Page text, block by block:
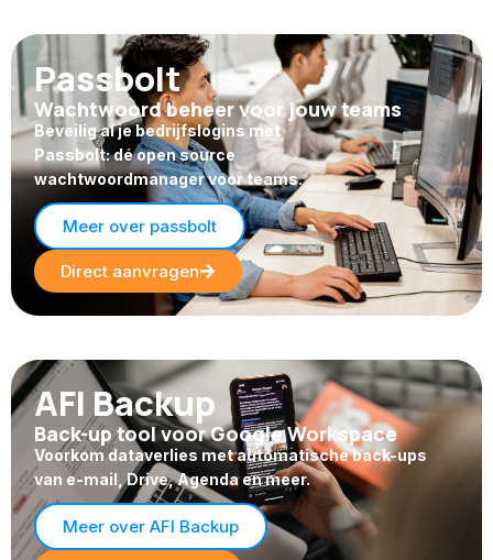
Passbolt
Wachtwoord beheer voor jouw teams
Beveilig al je bedrijfslogins met
Passbolt: dé open source
wachtwoordmanager voor teams.
Meer over passbolt
Direct aanvragen
AFI Backup
Back-up tool voor Google Workspace
Voorkom dataverlies met automatische back-ups
van e-mail, Drive, Agenda en meer.
Meer over AFI Backup